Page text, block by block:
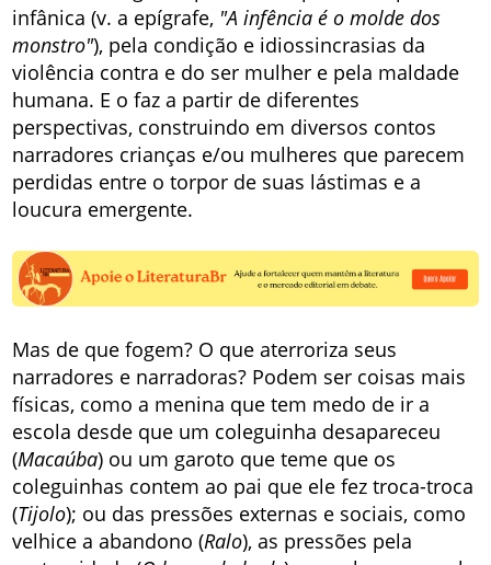
infânica (v. a epígrafe, "A infência é o molde dos
monstro"), pela condição e idiossincrasias da
violência contra e do ser mulher e pela maldade
humana. E o faz a partir de diferentes
perspectivas, construindo em diversos contos
narradores crianças e/ou mulheres que parecem
perdidas entre o torpor de suas lástimas e a
loucura emergente.
Mas de que fogem? O que aterroriza seus
narradores e narradoras? Podem ser coisas mais
físicas, como a menina que tem medo de ir a
escola desde que um coleguinha desapareceu
(Macaúba) ou um garoto que teme que os
coleguinhas contem ao pai que ele fez troca-troca
(Tijolo); ou das pressões externas e sociais, como
velhice a abandono (Ralo), as pressões pela